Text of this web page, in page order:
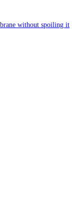
without spoiling it